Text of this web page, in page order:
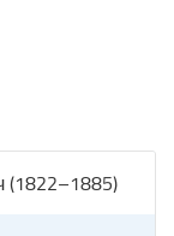
(1822–1885)